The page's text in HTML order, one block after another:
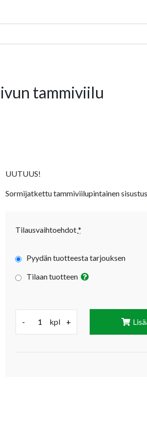
tammiviilu
UUTUUS!
Sormijatkettu tammiviilupintainen
Tilausvaihtoehdot*
Pyydän tuotteesta tarjouksen
Tilaan tuotteen
- kpl +